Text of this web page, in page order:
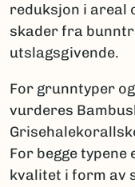
reduksjon i areal
skader fra
utslagsgivende.
For grunntyper
vurderes
For begge typene
kvalitet i form av